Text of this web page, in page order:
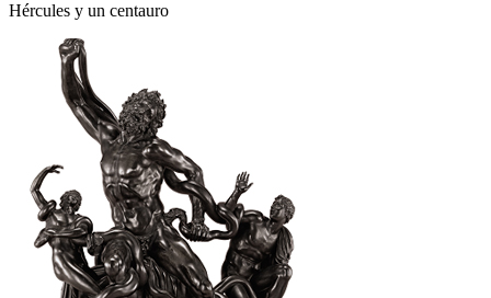
Hércules y un centauro